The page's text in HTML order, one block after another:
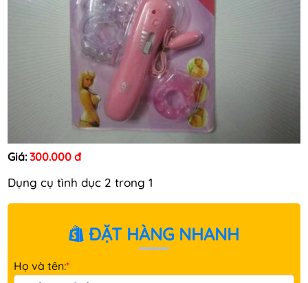
Giá: 300.000 đ
Dụng cụ tình dục 2 trong 1
ĐẶT HÀNG NHANH
Họ và tên:*